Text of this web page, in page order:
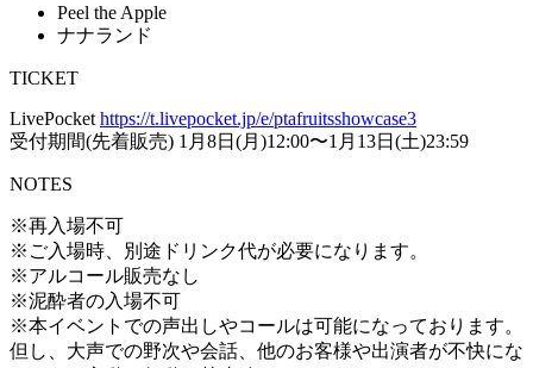
Peel the Apple
ナナランド
TICKET
LivePocket https://t.livepocket.jp/e/ptafruitsshowcase3
受付期間(先着販売) 1月8日(月)12:00〜1月13日(土)23:59
NOTES
※再入場不可
※ご入場時、別途ドリンク代が必要になります。
※アルコール販売なし
※泥酔者の入場不可
※本イベントでの声出しやコールは可能になっております。
但し、大声での野次や会話、他のお客様や出演者が不快にな